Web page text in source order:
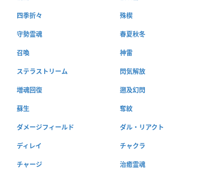
四季折々 殊楔
守勢霊魂 春夏秋冬
召喚 神雷
ステラストリーム 閃気解放
増魂回復 遡及幻閃
蘇生 奪紋
ダメージフィールド ダル・リアクト
ディレイ チャクラ
チャージ 治癒霊魂